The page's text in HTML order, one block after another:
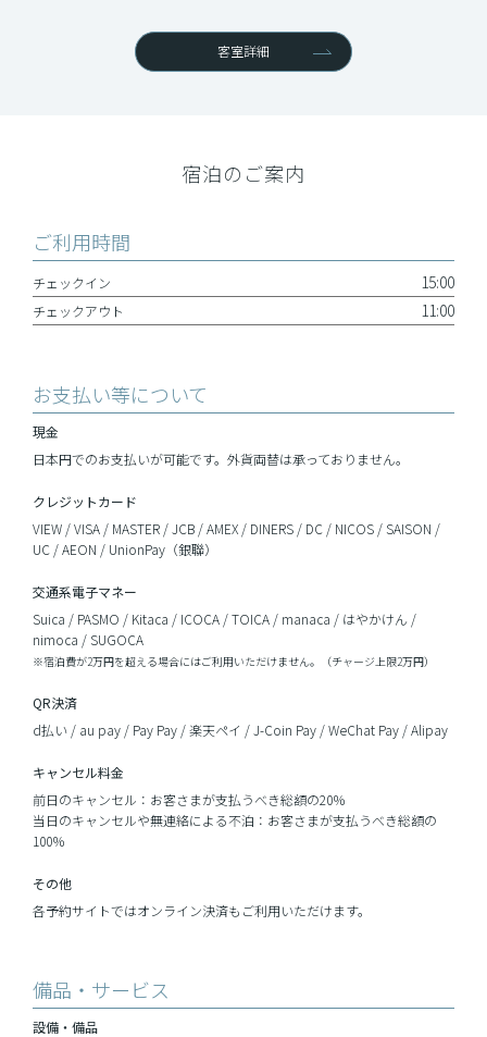
客室詳細
宿泊のご案内
ご利用時間
チェックイン 15:00
チェックアウト 11:00
お支払い等について
現金
日本円でのお支払いが可能です。外貨両替は承っておりません。
クレジットカード
VIEW / VISA / MASTER / JCB / AMEX / DINERS / DC / NICOS / SAISON /
UC / AEON / UnionPay（銀聯）
交通系電子マネー
Suica / PASMO / Kitaca / ICOCA / TOICA / manaca / はやかけん /
nimoca / SUGOCA
※宿泊費が2万円を超える場合にはご利用いただけません。（チャージ上限2万円）
QR決済
d払い / au pay / Pay Pay / 楽天ペイ / J-Coin Pay / WeChat Pay / Alipay
キャンセル料金
前日のキャンセル：お客さまが支払うべき総額の20％
当日のキャンセルや無連絡による不泊：お客さまが支払うべき総額の
100％
その他
各予約サイトではオンライン決済もご利用いただけます。
備品・サービス
設備・備品